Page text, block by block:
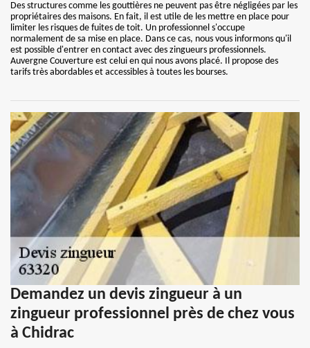
Des structures comme les gouttières ne peuvent pas être négligées par les
propriétaires des maisons. En fait, il est utile de les mettre en place pour
limiter les risques de fuites de toit. Un professionnel s'occupe
normalement de sa mise en place. Dans ce cas, nous vous informons qu'il
est possible d'entrer en contact avec des zingueurs professionnels.
Auvergne Couverture est celui en qui nous avons placé. Il propose des
tarifs très abordables et accessibles à toutes les bourses.
Demandez un devis zingueur à un
zingueur professionnel près de chez vous
à Chidrac